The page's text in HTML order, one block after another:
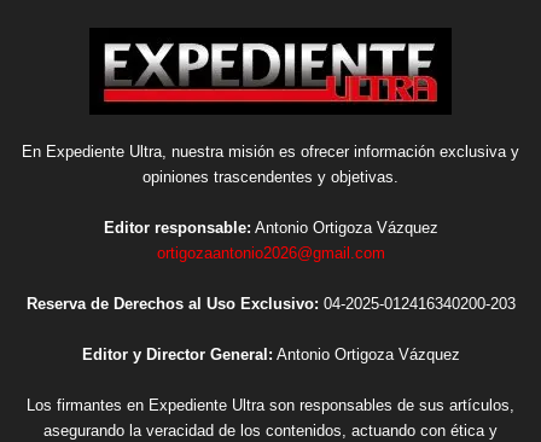
En Expediente Ultra, nuestra misión es ofrecer información exclusiva y
opiniones trascendentes y objetivas.
Editor responsable: Antonio Ortigoza Vázquez
ortigozaantonio2026@gmail.com
Reserva de Derechos al Uso Exclusivo: 04-2025-012416340200-203
Editor y Director General: Antonio Ortigoza Vázquez
Los firmantes en Expediente Ultra son responsables de sus artículos,
asegurando la veracidad de los contenidos, actuando con ética y